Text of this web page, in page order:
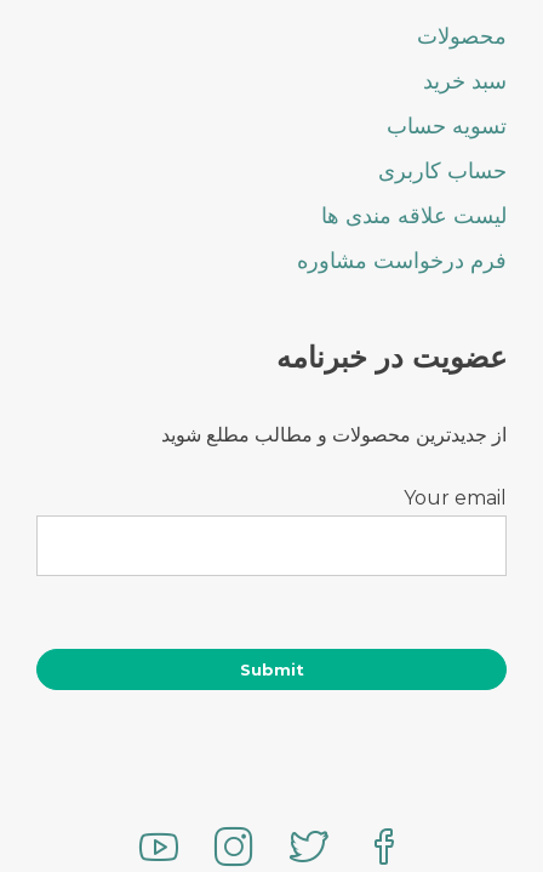
محصولات
سبد خرید
تسویه حساب
حساب کاربری
لیست علاقه مندی ها
فرم درخواست مشاوره
عضویت در خبرنامه
از جدیدترین محصولات و مطالب مطلع شوید
Your email